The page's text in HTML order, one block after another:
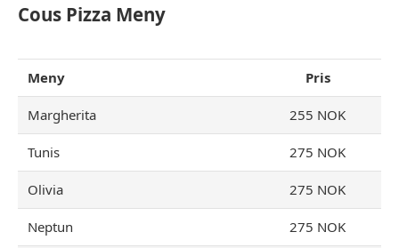
Cous Pizza Meny
Meny Pris
Margherita 255 NOK
Tunis 275 NOK
Olivia 275 NOK
Neptun 275 NOK